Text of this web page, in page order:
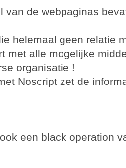
van de webpaginas
helemaal geen relatie
met alle mogelijke
organisatie !
Noscript zet de
een black operation